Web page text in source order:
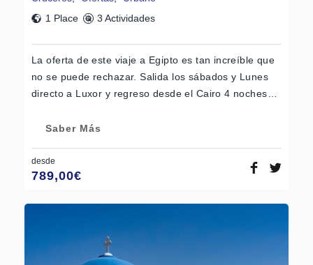
1 Place
3 Actividades
La oferta de este viaje a Egipto es tan increíble que
no se puede rechazar. Salida los sábados y Lunes
directo a Luxor y regreso desde el Cairo 4 noches…
Saber Más
desde
789,00€